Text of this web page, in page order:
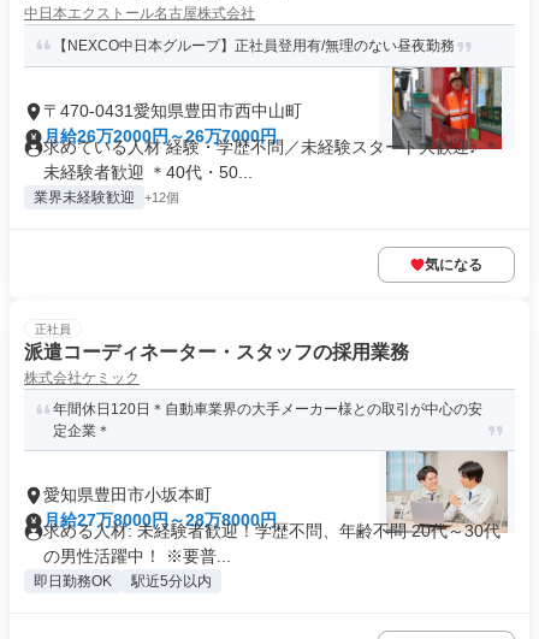
中日本エクストール名古屋株式会社
【NEXCO中日本グループ】正社員登用有/無理のない昼夜勤務
〒470-0431愛知県豊田市西中山町
月給26万2000円～26万7000円
求めている人材 経験・学歴不問／未経験スタート大歓迎♪ ＊
未経験者歓迎 ＊40代・50...
業界未経験歓迎 +12個
気になる
正社員
派遣コーディネーター・スタッフの採用業務
株式会社ケミック
年間休日120日＊自動車業界の大手メーカー様との取引が中心の安
定企業＊
愛知県豊田市小坂本町
月給27万8000円～28万8000円
求める人材: 未経験者歓迎！学歴不問、年齢不問 20代～30代
の男性活躍中！ ※要普...
即日勤務OK 駅近5分以内